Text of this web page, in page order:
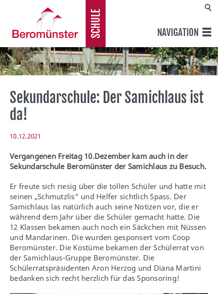
SCHULE NAVIGATION
Sekundarschule: Der Samichlaus ist
da!
10.12.2021
Vergangenen Freitag 10.Dezember kam auch in der
Sekundarschule Beromünster der Samichlaus zu Besuch.
Er freute sich riesig über die tollen Schüler und hatte mit
seinen „Schmutzlis“ und Helfer sichtlich Spass. Der
Samichlaus las natürlich auch seine Notizen vor, die er
während dem Jahr über die Schüler gemacht hatte. Die
12 Klassen bekamen auch noch ein Säckchen mit Nüssen
und Mandarinen. Die wurden gesponsert vom Coop
Beromünster. Die Kostüme bekamen der Schülerrat von
der Samichlaus-Gruppe Beromünster. Die
Schülerratspräsidenten Aron Herzog und Diana Martini
bedanken sich recht herzlich für das Sponsoring!